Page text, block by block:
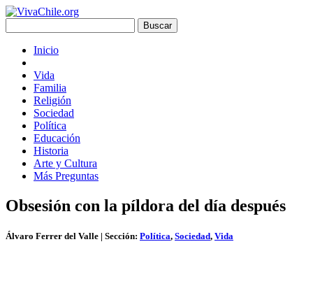
Inicio
Vida
Familia
Religión
Sociedad
Política
Educación
Historia
Arte y Cultura
Más Preguntas
Obsesión con la píldora del día después
Álvaro Ferrer del Valle | Sección: Política, Sociedad, Vida